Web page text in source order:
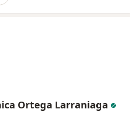
Ortega Larraniaga